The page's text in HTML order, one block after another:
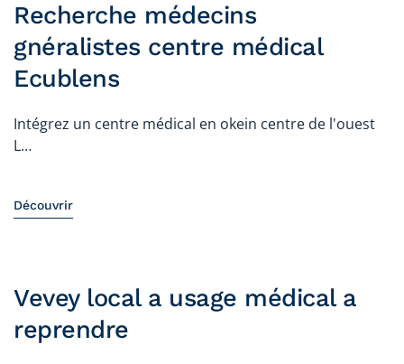
Recherche médecins
gnéralistes centre médical
Ecublens
Intégrez un centre médical en okein centre de l'ouest
L…
Découvrir
Vevey local a usage médical a
reprendre